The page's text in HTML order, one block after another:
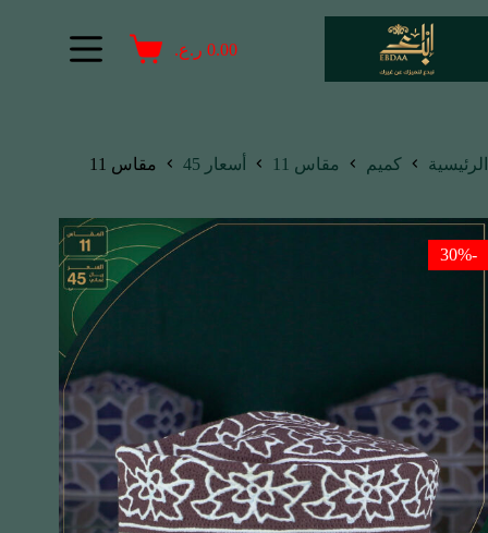
0.00 ر.ع.
الرئيسية كميم مقاس 11 أسعار 45 مقاس 11
-30%